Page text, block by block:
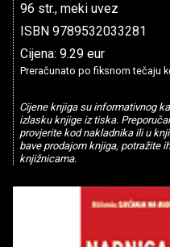
96 str., meki uvez
ISBN 9789532033281
Cijena: 9.29 eur
Preračunato po fiksnom tečaju
Cijene knjiga su informativnog
izlasku knjige iz tiska.
provjerite kod nakladnika ili u
bave prodajom knjiga, potražite
knjižnicama.